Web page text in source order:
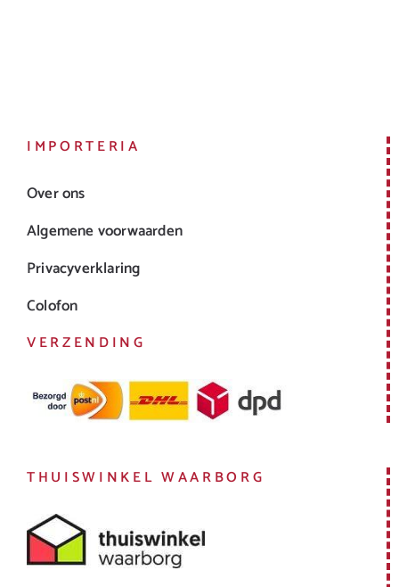
IMPORTERIA
Over ons
Algemene voorwaarden
Privacyverklaring
Colofon
VERZENDING
THUISWINKEL WAARBORG